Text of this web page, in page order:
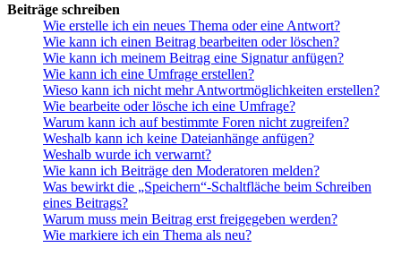
Beiträge schreiben
Wie erstelle ich ein neues Thema oder eine Antwort?
Wie kann ich einen Beitrag bearbeiten oder löschen?
Wie kann ich meinem Beitrag eine Signatur anfügen?
Wie kann ich eine Umfrage erstellen?
Wieso kann ich nicht mehr Antwortmöglichkeiten erstellen?
Wie bearbeite oder lösche ich eine Umfrage?
Warum kann ich auf bestimmte Foren nicht zugreifen?
Weshalb kann ich keine Dateianhänge anfügen?
Weshalb wurde ich verwarnt?
Wie kann ich Beiträge den Moderatoren melden?
Was bewirkt die „Speichern“-Schaltfläche beim Schreiben
eines Beitrags?
Warum muss mein Beitrag erst freigegeben werden?
Wie markiere ich ein Thema als neu?